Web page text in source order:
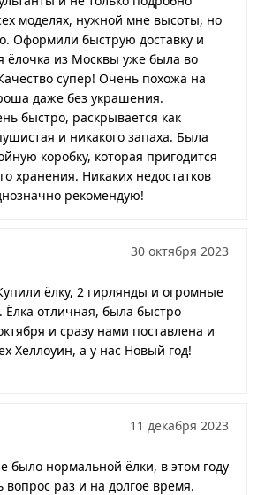
моделях, нужной мне высоты, но
Оформили быструю доставку и
ёлочка из Москвы уже была во
супер! Очень похожа на
даже без украшения.
быстро, раскрывается как
и никакого запаха. Была
коробку, которая пригодится
хранения. Никаких недостатков
рекомендую!
30 октября 2023
ёлку, 2 гирлянды и огромные
отличная, была быстро
и сразу нами поставлена и
Хеллоуин, а у нас Новый год!
11 декабря 2023
было нормальной ёлки, в этом году
вопрос раз и на долгое время.